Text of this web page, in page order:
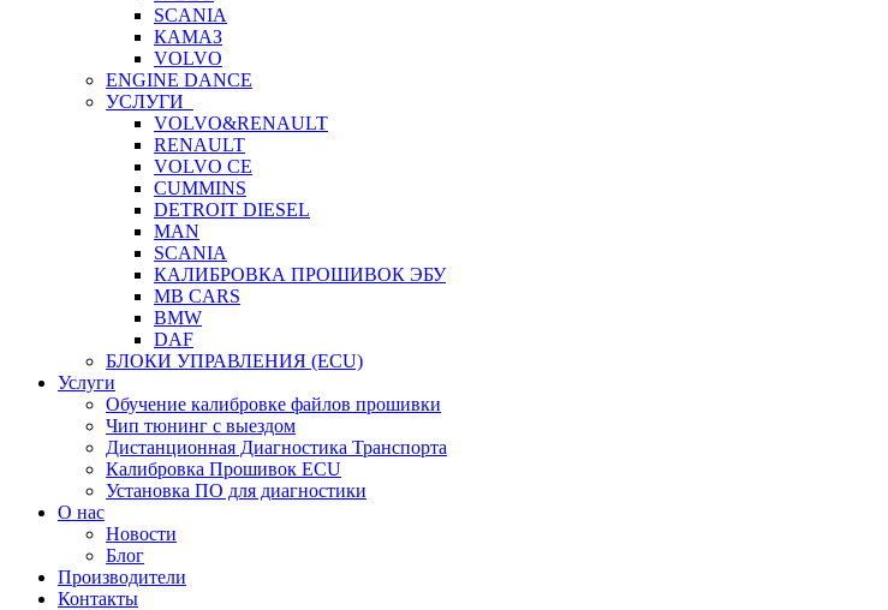
SCANIA
КАМАЗ
VOLVO
ENGINE DANCE
УСЛУГИ
VOLVO&RENAULT
RENAULT
VOLVO CE
CUMMINS
DETROIT DIESEL
MAN
SCANIA
КАЛИБРОВКА ПРОШИВОК ЭБУ
MB CARS
BMW
DAF
БЛОКИ УПРАВЛЕНИЯ (ECU)
Услуги
Обучение калибровке файлов прошивки
Чип тюнинг с выездом
Дистанционная Диагностика Транспорта
Калибровка Прошивок ECU
Установка ПО для диагностики
О нас
Новости
Блог
Производители
Контакты